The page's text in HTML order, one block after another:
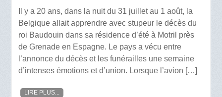
Il y a 20 ans, dans la nuit du 31 juillet au 1 août, la
Belgique allait apprendre avec stupeur le décès du
roi Baudouin dans sa résidence d’été à Motril près
de Grenade en Espagne. Le pays a vécu entre
l’annonce du décès et les funérailles une semaine
d’intenses émotions et d’union. Lorsque l’avion […]
LIRE PLUS...